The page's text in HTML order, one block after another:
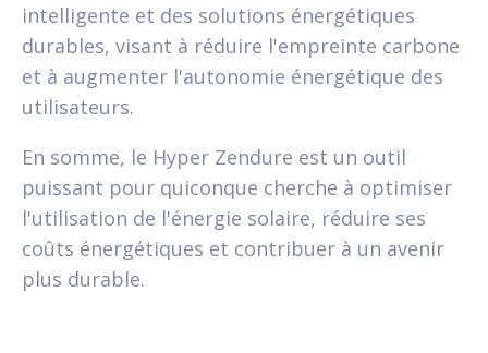
intelligente et des solutions énergétiques
durables, visant à réduire l'empreinte carbone
et à augmenter l'autonomie énergétique des
utilisateurs.
En somme, le Hyper Zendure est un outil
puissant pour quiconque cherche à optimiser
l'utilisation de l'énergie solaire, réduire ses
coûts énergétiques et contribuer à un avenir
plus durable.